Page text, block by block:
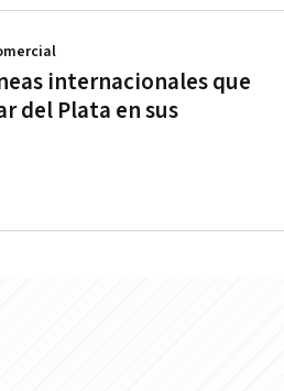
internacionales que
del Plata en sus